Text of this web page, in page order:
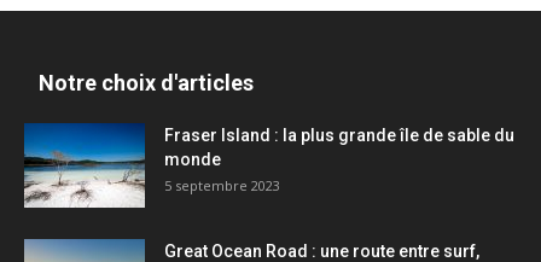
Notre choix d'articles
Fraser Island : la plus grande île de sable du
monde
5 septembre 2023
Great Ocean Road : une route entre surf,